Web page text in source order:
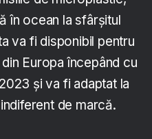
în ocean la sfârșitul
va fi disponibil pentru
Europa începând cu
și va fi adaptat la
de marcă.